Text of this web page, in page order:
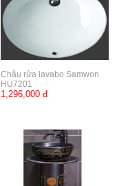
Chậu rửa lavabo Samwon
HU7201
1,296,000 đ